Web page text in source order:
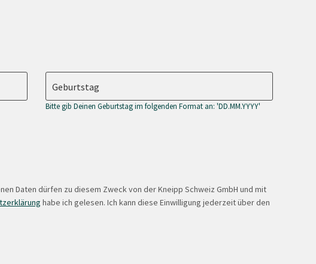
Geburtstag
Bitte gib Deinen Geburtstag im folgenden Format an: 'DD.MM.YYYY'
Daten dürfen zu diesem Zweck von der Kneipp Schweiz GmbH und mit
habe ich gelesen. Ich kann diese Einwilligung jederzeit über den